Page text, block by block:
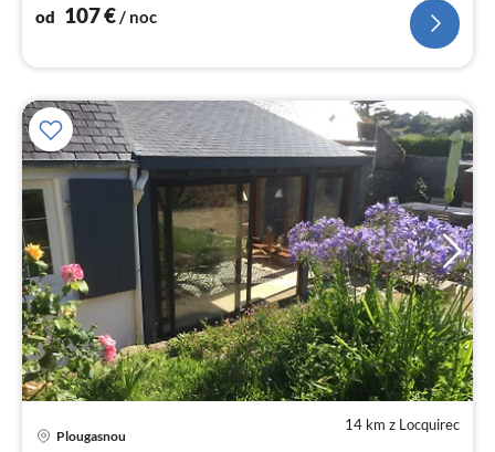
od 107€/ noc
14 km z Locquirec
Plougasnou